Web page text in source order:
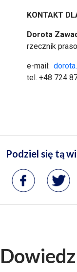
KONTAKT
Dorota
rzecznik
e-mail:
tel. +48 724